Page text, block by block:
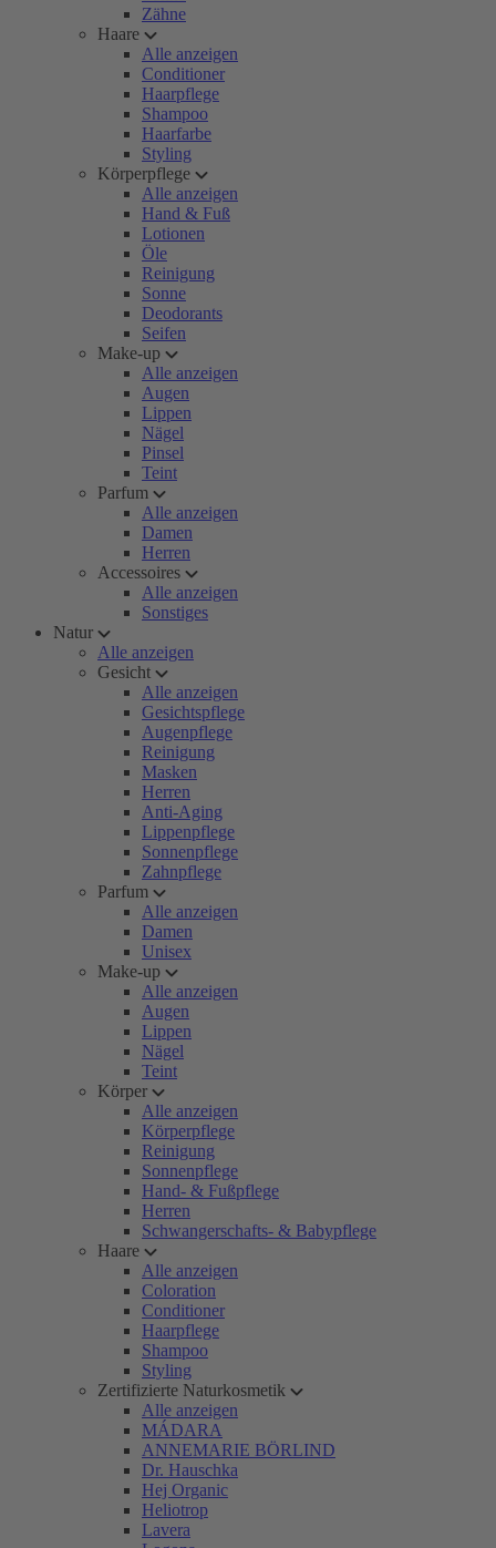
Zähne
Haare
Alle anzeigen
Conditioner
Haarpflege
Shampoo
Haarfarbe
Styling
Körperpflege
Alle anzeigen
Hand & Fuß
Lotionen
Öle
Reinigung
Sonne
Deodorants
Seifen
Make-up
Alle anzeigen
Augen
Lippen
Nägel
Pinsel
Teint
Parfum
Alle anzeigen
Damen
Herren
Accessoires
Alle anzeigen
Sonstiges
Natur
Alle anzeigen
Gesicht
Alle anzeigen
Gesichtspflege
Augenpflege
Reinigung
Masken
Herren
Anti-Aging
Lippenpflege
Sonnenpflege
Zahnpflege
Parfum
Alle anzeigen
Damen
Unisex
Make-up
Alle anzeigen
Augen
Lippen
Nägel
Teint
Körper
Alle anzeigen
Körperpflege
Reinigung
Sonnenpflege
Hand- & Fußpflege
Herren
Schwangerschafts- & Babypflege
Haare
Alle anzeigen
Coloration
Conditioner
Haarpflege
Shampoo
Styling
Zertifizierte Naturkosmetik
Alle anzeigen
MÁDARA
ANNEMARIE BÖRLIND
Dr. Hauschka
Hej Organic
Heliotrop
Lavera